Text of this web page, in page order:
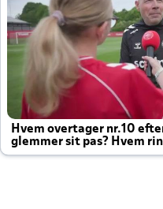
Hvem overtager nr.10
glemmer sit pas? Hvem
altid til efter kampe?